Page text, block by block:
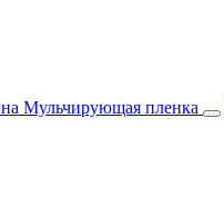
Мульчирующая пленка